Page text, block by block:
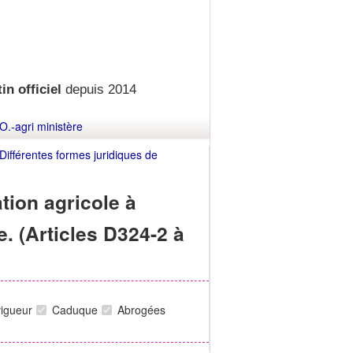
officiel depuis 2014
agri ministère
formes juridiques de
agricole à
(Articles D324-2 à
Caduque Abrogées